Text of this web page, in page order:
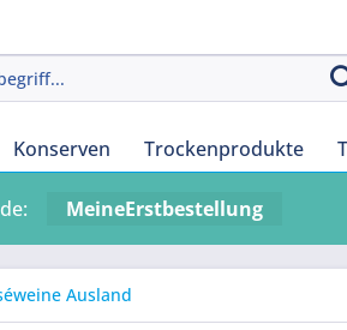
Konserven Trockenprodukte
MeineErstbestellung
Ausland